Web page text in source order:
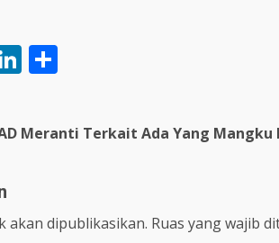
LinkedIn
Meranti Terkait Ada Yang Mangku
akan dipublikasikan. Ruas yang wajib